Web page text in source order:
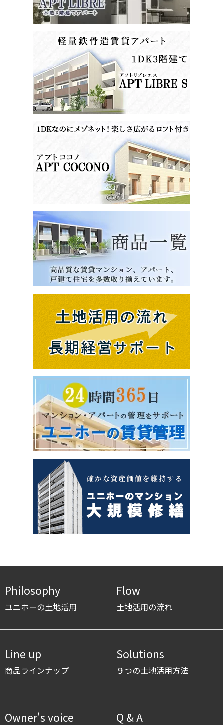
Philosophy
ユニホーの土地活用
Flow
土地活用の流れ
Line up
商品ラインナップ
Solutions
９つの土地活用方法
Owner's voice Q & A